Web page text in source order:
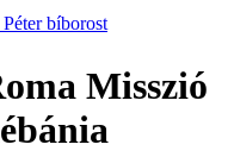
bíborost
Misszió